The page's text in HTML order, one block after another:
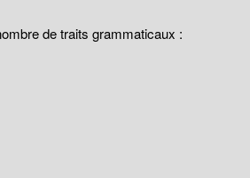
de traits grammaticaux :